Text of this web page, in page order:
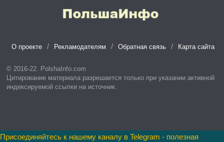
О проекте Рекламодателям Обратная связь Карта сайта
© 2016-22. PolshaInfo.com
Цитирование материала разрешается только при указании активной
индексируемой ссылки на источник.
Присоединяйтесь к нашему каналу в Telegram - полезная